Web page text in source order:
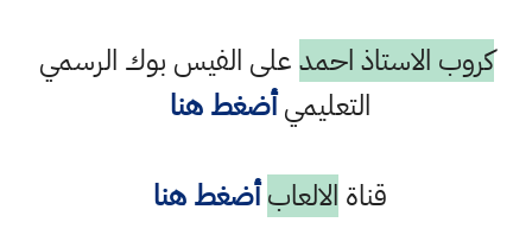
كروب الاستاذ احمدعلى الفيس بوك الرسمي
التعليميأضغط هنا
قناة الالعاب أضغط هنا